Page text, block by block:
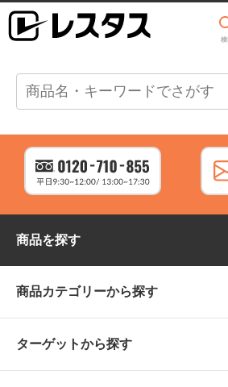
商品を探す
商品カテゴリーから探す
ターゲットから探す